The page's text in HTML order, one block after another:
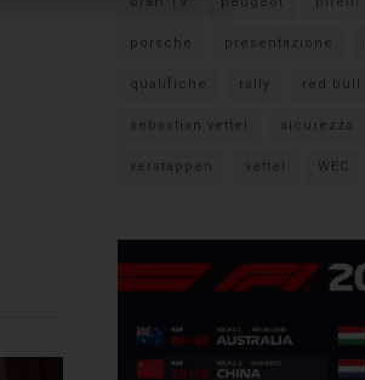
porsche presentazione
qualifiche rally red bull
sebastian vettel sicurezza
verstappen vettel WEC